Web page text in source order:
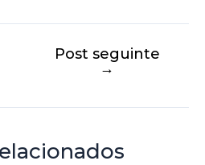
Post seguinte
→